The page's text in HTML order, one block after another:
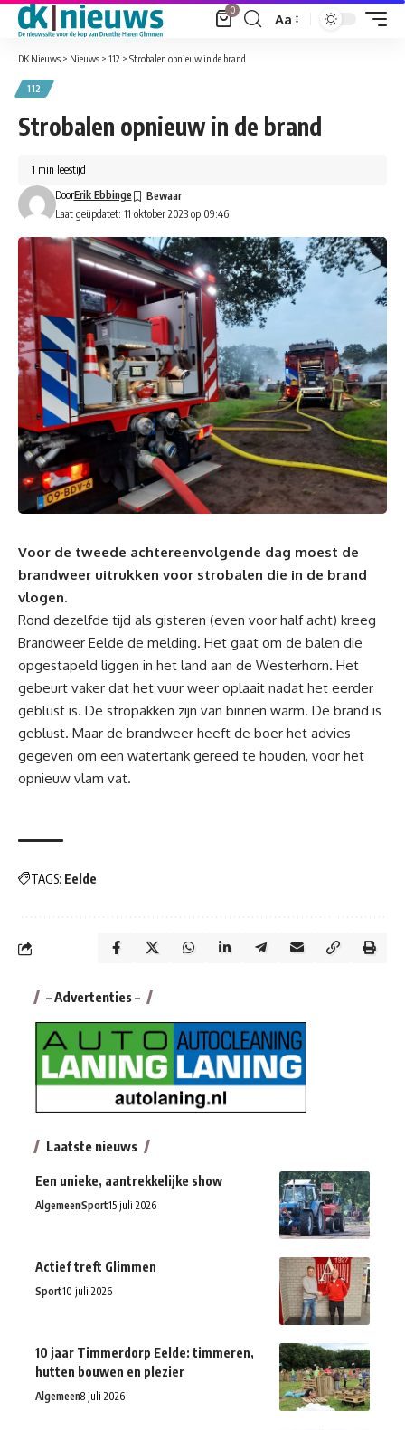
0
Font
Aa
DK Nieuws > Nieuws > 112 > Strobalen opnieuw in de brand
112
Strobalen opnieuw in de brand
Laat geüpdatet: 11 oktober 2023 op 09:46
DoorErik Ebbinge
1 min leestijd
Voor de tweede achtereenvolgende dag moest de
brandweer uitrukken voor strobalen die in de brand
vlogen.
Rond dezelfde tijd als gisteren (even voor half acht) kreeg
Brandweer Eelde de melding. Het gaat om de balen die
opgestapeld liggen in het land aan de Westerhorn. Het
gebeurt vaker dat het vuur weer oplaait nadat het eerder
geblust is. De stropakken zijn van binnen warm. De brand is
geblust. Maar de brandweer heeft de boer het advies
gegeven om een watertank gereed te houden, voor het
opnieuw vlam vat.
TAGS: Eelde
– Advertenties –
Laatste nieuws
Een unieke, aantrekkelijke show
AlgemeenSport15 juli 2026
Actief treft Glimmen
Sport10 juli 2026
10 jaar Timmerdorp Eelde: timmeren,
hutten bouwen en plezier
Algemeen8 juli 2026